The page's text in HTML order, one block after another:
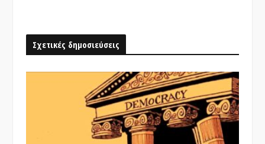
Σχετικές δημοσιεύσεις